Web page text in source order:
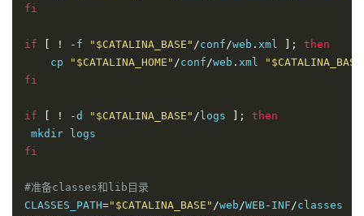
fi
if ! - f "$CATALINA_BASE" /conf/web . xml ];
then
    cp
"$CATALINA_HOME" /conf/web . xml
fi
if ! -d "$CATALINA_BASE" / logs ];
then
fi
#准备classes和lib目录
CLASSES_PATH="$CATALINA_BASE" /web/WEB- INF/classes